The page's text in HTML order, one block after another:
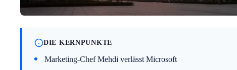
DIE KERNPUNKTE
Marketing-Chef Mehdi verlässt Microsoft